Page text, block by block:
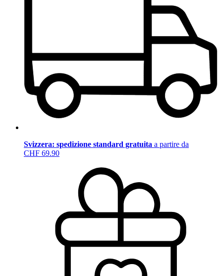
Svizzera: spedizione standard gratuita a partire da
CHF 69.90